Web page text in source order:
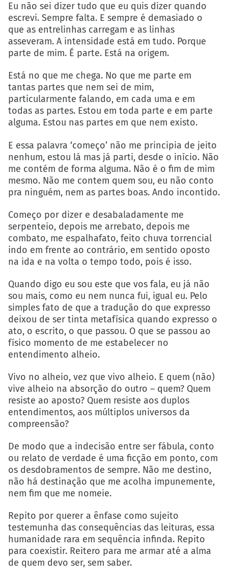
Eu não sei dizer tudo que eu quis dizer quando
escrevi. Sempre falta. E sempre é demasiado o
que as entrelinhas carregam e as linhas
asseveram. A intensidade está em tudo. Porque
parte de mim. É parte. Está na origem.
Está no que me chega. No que me parte em
tantas partes que nem sei de mim,
particularmente falando, em cada uma e em
todas as partes. Estou em toda parte e em parte
alguma. Estou nas partes em que nem existo.
E essa palavra ‘começo’ não me principia de jeito
nenhum, estou lá mas já parti, desde o início. Não
me contém de forma alguma. Não é o fim de mim
mesmo. Não me contem quem sou, eu não conto
pra ninguém, nem as partes boas. Ando incontido.
Começo por dizer e desabaladamente me
serpenteio, depois me arrebato, depois me
combato, me espalhafato, feito chuva torrencial
indo em frente ao contrário, em sentido oposto
na ida e na volta o tempo todo, pois é isso.
Quando digo eu sou este que vos fala, eu já não
sou mais, como eu nem nunca fui, igual eu. Pelo
simples fato de que a tradução do que expresso
deixou de ser tinta metafísica quando expresso o
ato, o escrito, o que passou. O que se passou ao
físico momento de me estabelecer no
entendimento alheio.
Vivo no alheio, vez que vivo alheio. E quem (não)
vive alheio na absorção do outro – quem? Quem
resiste ao aposto? Quem resiste aos duplos
entendimentos, aos múltiplos universos da
compreensão?
De modo que a indecisão entre ser fábula, conto
ou relato de verdade é uma ficção em ponto, com
os desdobramentos de sempre. Não me destino,
não há destinação que me acolha impunemente,
nem fim que me nomeie.
Repito por querer a ênfase como sujeito
testemunha das consequências das leituras, essa
humanidade rara em sequência infinda. Repito
para coexistir. Reitero para me armar até a alma
de quem devo ser, sem saber.